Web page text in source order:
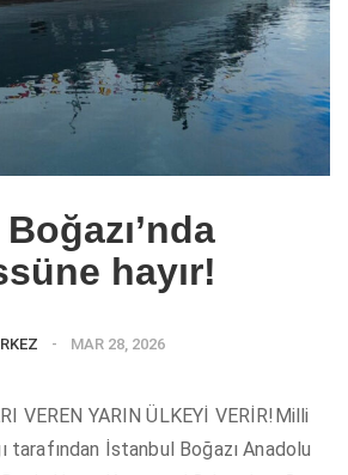
hayır!
MAR 28, 2026
VEREN YARIN ÜLKEYİ VERİR!Milli
tarafından İstanbul Boğazı Anadolu